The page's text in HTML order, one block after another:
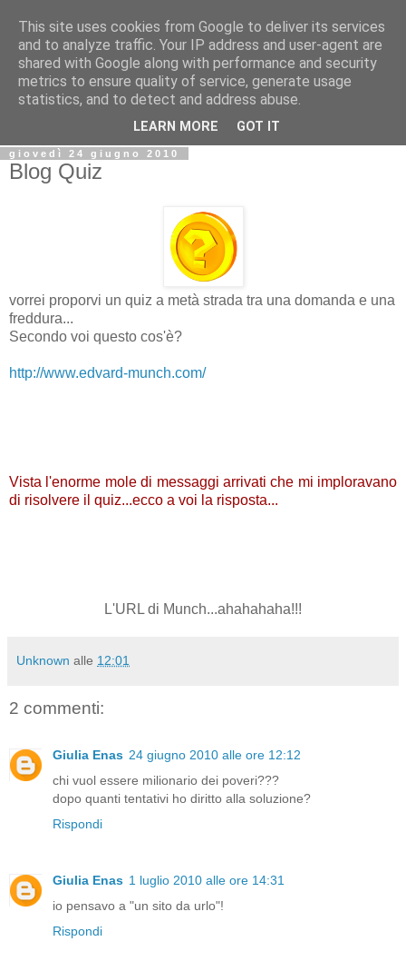
Biblio@rti in
Il Blog della Biblioteca di Area delle arti per condividere
informazioni iniziative incontri
giovedì 24 giugno 2010
Blog Quiz
vorrei proporvi un quiz a metà strada tra una domanda e una
freddura...
Secondo voi questo cos'è?
http://www.edvard-munch.com/
Vista l'enorme mole di messaggi arrivati che mi imploravano
di risolvere il quiz...ecco a voi la risposta...
L'URL di Munch...ahahahaha!!!
Unknown alle 12:01
2 commenti:
Giulia Enas 24 giugno 2010 alle ore 12:12
chi vuol essere milionario dei poveri???
dopo quanti tentativi ho diritto alla soluzione?
Rispondi
Giulia Enas 1 luglio 2010 alle ore 14:31
io pensavo a "un sito da urlo"!
Rispondi
This site uses cookies from Google to deliver its services
and to analyze traffic. Your IP address and user-agent are
shared with Google along with performance and security
metrics to ensure quality of service, generate usage
statistics, and to detect and address abuse.
LEARN MORE GOT IT